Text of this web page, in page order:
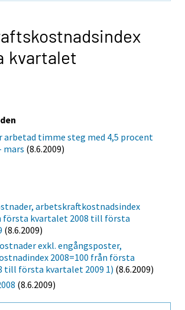
kvartalet
arbetad timme steg med 4,5 procent
mars (8.6.2009)
arbetskraftkostnadsindex
första kvartalet 2008 till första
(8.6.2009)
exkl. engångsposter,
2008=100 från första
till första kvartalet 2009 1) (8.6.2009)
(8.6.2009)